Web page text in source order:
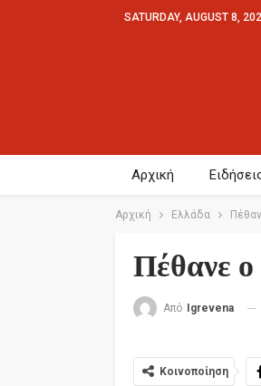
SATURDAY, AUGUST 8,
Αρχική
Αρχική Ελλάδα
Πέθανε
Από Igrevena
Κοινοποίηση